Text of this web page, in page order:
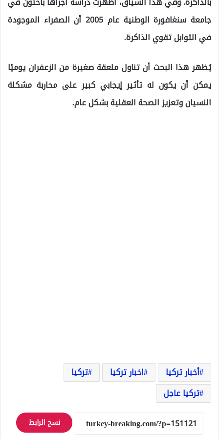
جامعة سنغافورة الوطنية عام 2005 أن الصفراء الموجودة
في التوابل تقوي الذاكرة.
يُظهر هذا البحث أن تناول ملعقة صغيرة من الزعفران يوميًا
يمكن أن يكون له تأثير إيجابي كبير على محاربة مشكلة
النسيان وتعزيز الصحة العقلية بشكل عام.
أخبار تركيا اخبار تركيا
تركيا
تركيا عاجل
نسخ الرابط